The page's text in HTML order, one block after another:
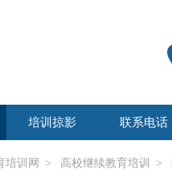
培训掠影 联系电话
培训网 > 高校继续教育培训 >